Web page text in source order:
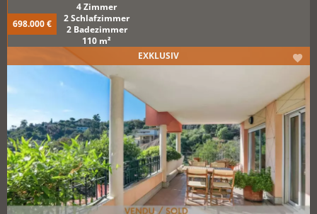
698.000 €
4 Zimmer
2 Schlafzimmer
2 Badezimmer
110 m²
EXKLUSIV